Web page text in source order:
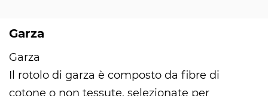
Garza
Garza
Il rotolo di garza è composto da fibre di
cotone o non tessute, selezionate per